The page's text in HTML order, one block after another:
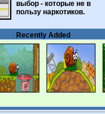
выбор - которые не в
пользу наркотиков.
Recently Added